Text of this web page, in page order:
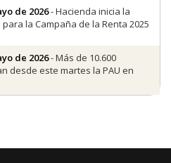
de 2026- Hacienda inicia la
la Campaña de la Renta 2025
de 2026- Más de 10.600
desde este martes la PAU en